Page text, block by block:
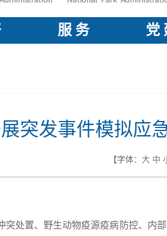
服 务 党
突发事件模拟应
【字体： 大 中
处置、野生动物疫源疫病防控、内